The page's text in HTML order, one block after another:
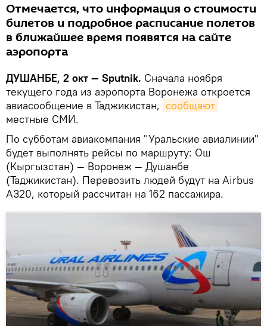
Отмечается, что информация о стоимости
билетов и подробное расписание полетов
в ближайшее время появятся на сайте
аэропорта
ДУШАНБЕ, 2 окт — Sputnik. Сначала ноября
текущего года из аэропорта Воронежа откроется
авиасообщение в Таджикистан, сообщают
местные СМИ.
По субботам авиакомпания "Уральские авиалинии"
будет выполнять рейсы по маршруту: Ош
(Кыргызстан) — Воронеж — Душанбе
(Таджикистан). Перевозить людей будут на Airbus
A320, который рассчитан на 162 пассажира.